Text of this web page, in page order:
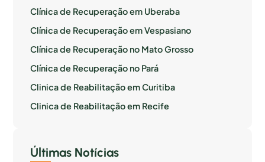
Clínica de Recuperação em Uberaba
Clínica de Recuperação em Vespasiano
Clínica de Recuperação no Mato Grosso
Clínica de Recuperação no Pará
Clinica de Reabilitação em Curitiba
Clinica de Reabilitação em Recife
Últimas Notícias